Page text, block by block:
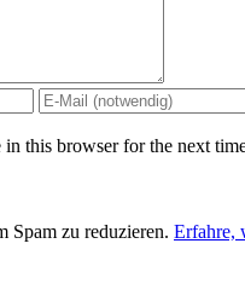
in this browser for the next
Spam zu reduzieren. Erfahre,